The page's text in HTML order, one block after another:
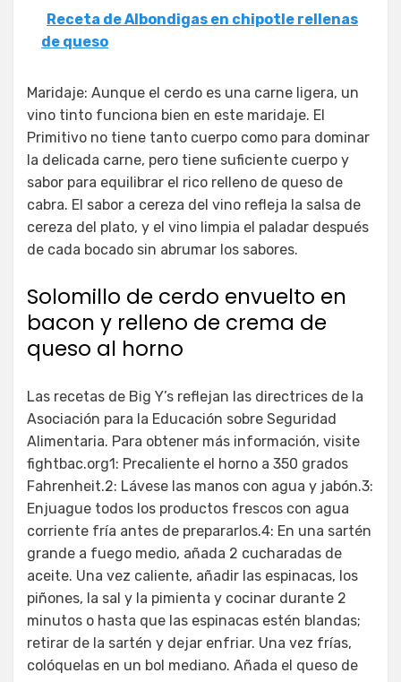
Receta de Albondigas en chipotle rellenas
de queso
Maridaje: Aunque el cerdo es una carne ligera, un
vino tinto funciona bien en este maridaje. El
Primitivo no tiene tanto cuerpo como para dominar
la delicada carne, pero tiene suficiente cuerpo y
sabor para equilibrar el rico relleno de queso de
cabra. El sabor a cereza del vino refleja la salsa de
cereza del plato, y el vino limpia el paladar después
de cada bocado sin abrumar los sabores.
Solomillo de cerdo envuelto en
bacon y relleno de crema de
queso al horno
Las recetas de Big Y’s reflejan las directrices de la
Asociación para la Educación sobre Seguridad
Alimentaria. Para obtener más información, visite
fightbac.org1: Precaliente el horno a 350 grados
Fahrenheit.2: Lávese las manos con agua y jabón.3:
Enjuague todos los productos frescos con agua
corriente fría antes de prepararlos.4: En una sartén
grande a fuego medio, añada 2 cucharadas de
aceite. Una vez caliente, añadir las espinacas, los
piñones, la sal y la pimienta y cocinar durante 2
minutos o hasta que las espinacas estén blandas;
retirar de la sartén y dejar enfriar. Una vez frías,
colóquelas en un bol mediano. Añada el queso de